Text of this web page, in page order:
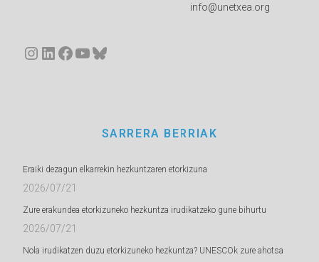
info@unetxea.org
Instagram
LinkedIn
Facebook
YouTube
Bluesky
SARRERA BERRIAK
Eraiki dezagun elkarrekin hezkuntzaren etorkizuna
2026/07/21
Zure erakundea etorkizuneko hezkuntza irudikatzeko gune bihurtu
2026/07/21
Nola irudikatzen duzu etorkizuneko hezkuntza? UNESCOk zure ahotsa